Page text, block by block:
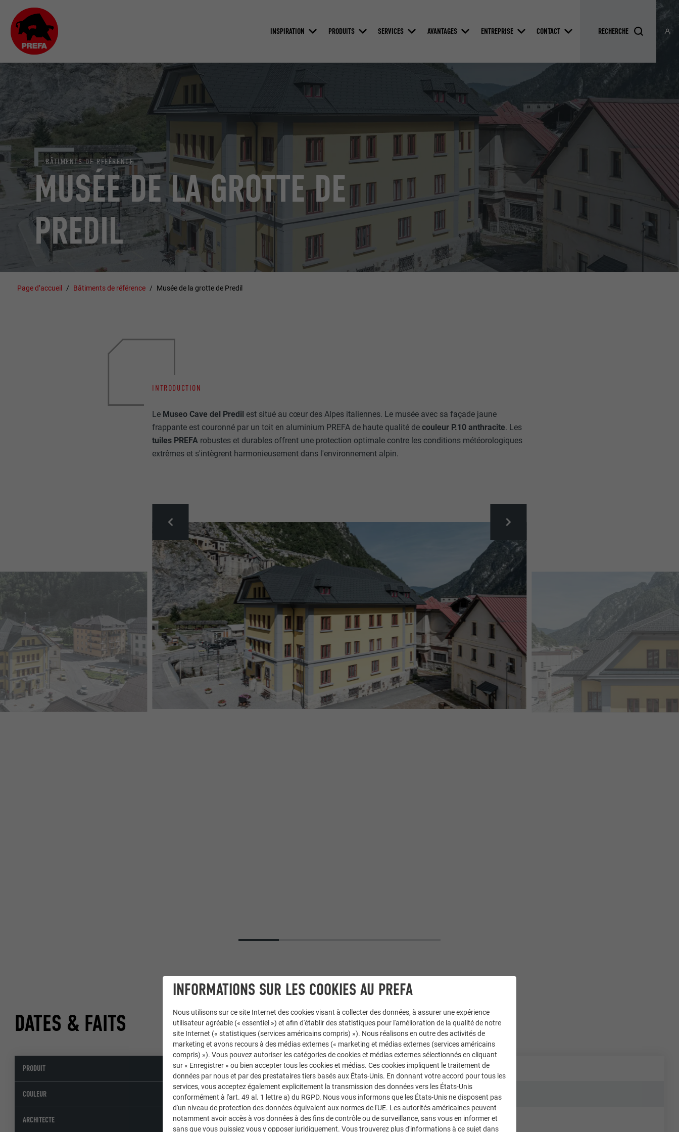
INSPIRATION PRODUITS SERVICES AVANTAGES ENTREPRISE CONTACT
MUSÉE DE LA GROTTE DE
PREDIL
BÂTIMENTS DE RÉFÉRENCE
Page d’accueil Bâtiments de référence Musée de la grotte de Predil
INTRODUCTION
Le Museo Cave del Predil est situé au cœur des Alpes italiennes. Le musée avec sa façade jaune
frappante est couronné par un toit en aluminium PREFA de haute qualité decouleur P.10 anthracite. Les
tuiles PREFA robustes et durables offrent une protection optimale contre les conditions météorologiques
extrêmes et s'intègrent harmonieusement dans l'environnement alpin.
DATES & FAITS
PRODUIT Tuile
COULEUR 02 P.10 anthracite
ARCHITECTE Arch. Bruno del Fabbro
INFORMATIONS SUR LES COOKIES AU PREFA
Nous utilisons sur ce site Internet des cookies visant à collecter des données, à assurer une expérience
utilisateur agréable (« essentiel ») et afin d'établir des statistiques pour l'amélioration de la qualité de notre
site Internet (« statistiques (services américains compris) »). Nous réalisons en outre des activités de
marketing et avons recours à des médias externes (« marketing et médias externes (services américains
compris) »). Vous pouvez autoriser les catégories de cookies et médias externes sélectionnés en cliquant
sur « Enregistrer » ou bien accepter tous les cookies et médias. Ces cookies impliquent le traitement de
données par nous et par des prestataires tiers basés aux États-Unis. En donnant votre accord pour tous les
services, vous acceptez également explicitement la transmission des données vers les États-Unis
conformément à l'art. 49 al. 1 lettre a) du RGPD. Nous vous informons que les États-Unis ne disposent pas
d'un niveau de protection des données équivalent aux normes de l'UE. Les autorités américaines peuvent
notamment avoir accès à vos données à des fins de contrôle ou de surveillance, sans vous en informer et
sans que vous puissiez vous y opposer juridiquement. Vous trouverez plus d'informations à ce sujet dans